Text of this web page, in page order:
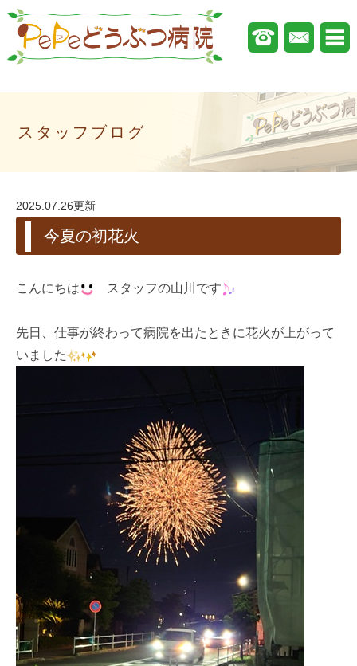
スタッフブログ
2025.07.26更新
今夏の初花火
こんにちは スタッフの山川です
先日、仕事が終わって病院を出たときに花火が上がって
いました